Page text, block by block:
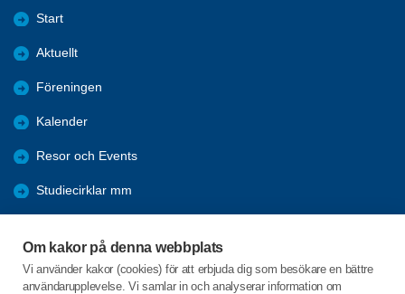
Om kakor på denna webbplats
Vi använder kakor (cookies) för att erbjuda dig som besökare en bättre
användarupplevelse. Vi samlar in och analyserar information om
Start
Aktuellt
Föreningen
Kalender
Resor och Events
Studiecirklar mm
Bli medlem